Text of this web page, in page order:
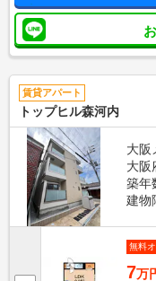
賃貸アパート
トップヒル森河内
大阪
大阪
築年
建物
無料
7万